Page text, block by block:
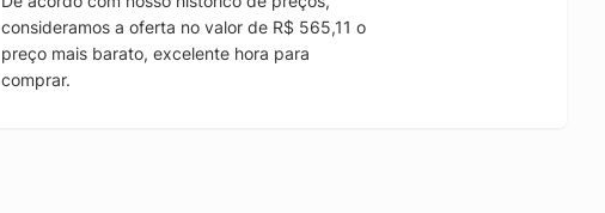
consideramos a oferta no valor de R$ 565,11 o
preço mais barato, excelente hora para
comprar.